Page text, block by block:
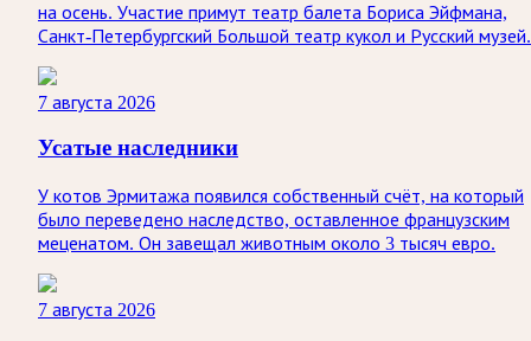
на осень. Участие примут театр балета Бориса Эйфмана,
Санкт-Петербургский Большой театр кукол и Русский музей.
7 августа 2026
Усатые наследники
У котов Эрмитажа появился собственный счёт, на который
было переведено наследство, оставленное французским
меценатом. Он завещал животным около 3 тысяч евро.
7 августа 2026